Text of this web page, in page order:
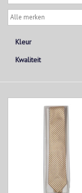
Kleur
Kwaliteit